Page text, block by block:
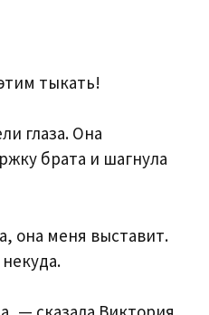
тыкать!
глаза. Она
брата и шагнула
она меня выставит.